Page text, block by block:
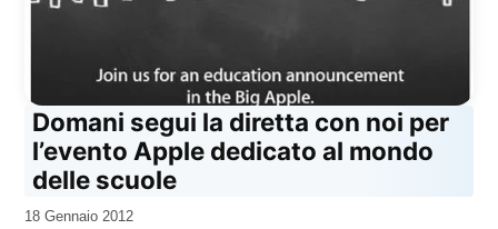
Domani segui la diretta con noi per
l’evento Apple dedicato al mondo
delle scuole
da
18 Gennaio 2012